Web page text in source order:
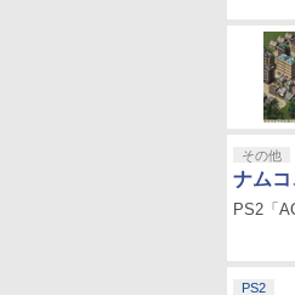
その他
ナム
PS2「
PS2